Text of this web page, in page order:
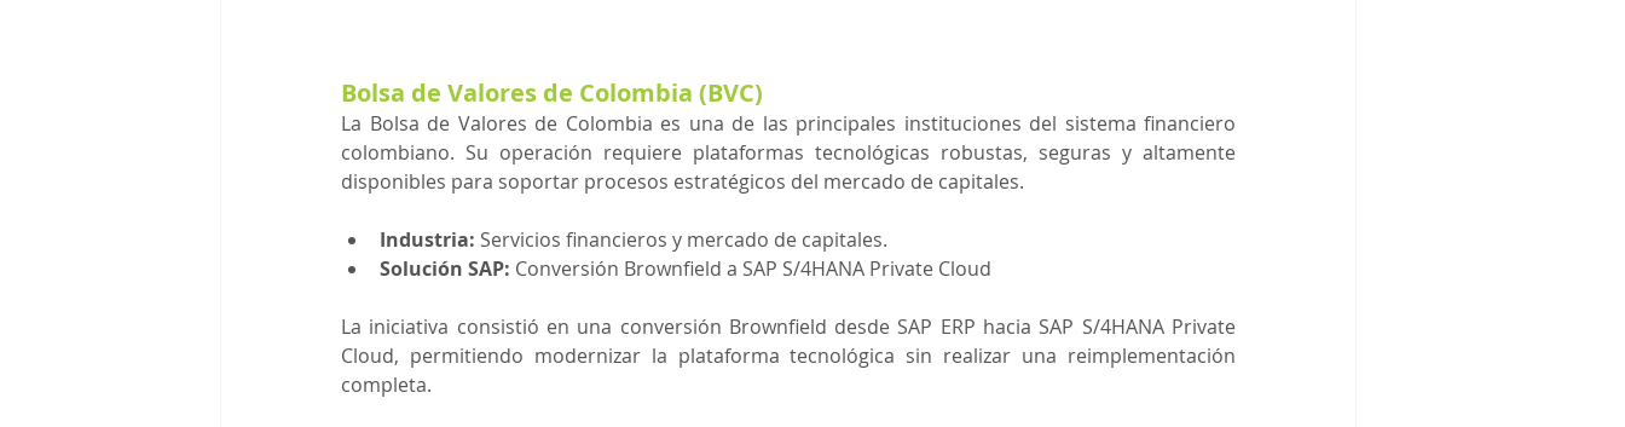
Bolsa de Valores de Colombia (BVC)
La Bolsa de Valores de Colombia es una de las principales instituciones del sistema financiero
colombiano. Su operación requiere plataformas tecnológicas robustas, seguras y altamente
disponibles para soportar procesos estratégicos del mercado de capitales.
Industria: Servicios financieros y mercado de capitales.
Solución SAP: Conversión Brownfield a SAP S/4HANA Private Cloud
La iniciativa consistió en una conversión Brownfield desde SAP ERP hacia SAP S/4HANA Private
Cloud, permitiendo modernizar la plataforma tecnológica sin realizar una reimplementación
completa.